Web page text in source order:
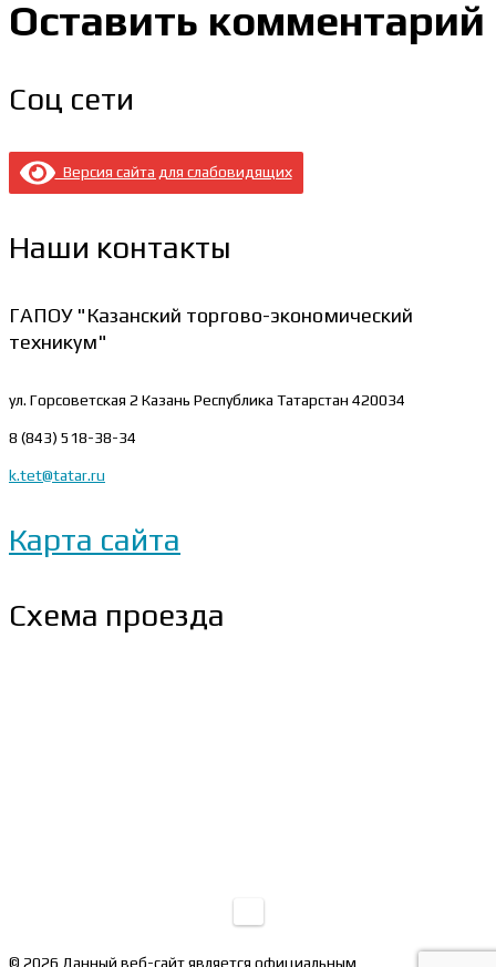
Оставить комментарий
Соц сети
Версия сайта для слабовидящих
Наши контакты
ГАПОУ "Казанский торгово-экономический
техникум"
ул. Горсоветская 2 Казань Республика Татарстан 420034
8 (843) 518-38-34
k.tet@tatar.ru
Карта сайта
Схема проезда
© 2026 Данный веб-сайт является официальным